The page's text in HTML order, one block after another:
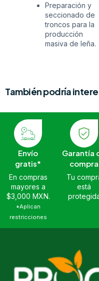
Preparación y
seccionado de
troncos para la
producción
masiva de leña.
También podría
Envío
gratis*
En compras
mayores a
$3,000 MXN.
*Aplican
restricciones
Garantía
compra
Tu
está